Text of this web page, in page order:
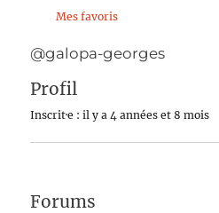
Mes favoris
@galopa-georges
Profil
Inscrit·e : il y a 4 années et 8 mois
Forums